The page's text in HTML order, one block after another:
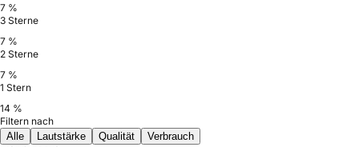
7 %
3 Sterne
7 %
2 Sterne
7 %
1 Stern
14 %
Filtern nach
Alle
Lautstärke Qualität
Verbrauch